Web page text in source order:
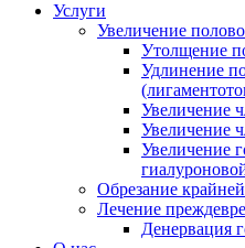
Услуги
Увеличение
Утолщение
Удлинение
Увеличение
Увеличение
Увеличение
Обрезание
Лечение
Денервация